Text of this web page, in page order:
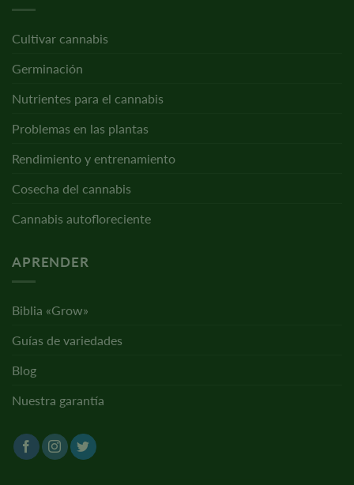
Cultivar cannabis
Germinación
Nutrientes para el cannabis
Problemas en las plantas
Rendimiento y entrenamiento
Cosecha del cannabis
Cannabis autofloreciente
APRENDER
Biblia «Grow»
Guías de variedades
Blog
Nuestra garantía